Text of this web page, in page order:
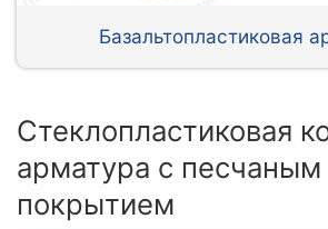
Базальтопластиковая
Стеклопластиковая
арматура с песчаным
покрытием